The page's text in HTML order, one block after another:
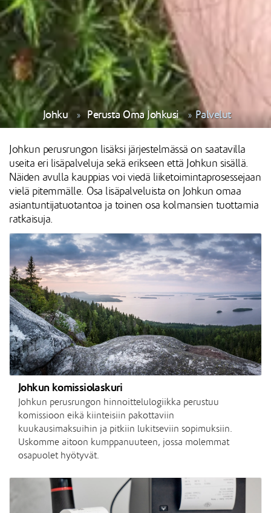
Johku Perusta Oma Johkusi Palvelut
Johkun perusrungon lisäksi järjestelmässä on saatavilla
useita eri lisäpalveluja sekä erikseen että Johkun sisällä.
Näiden avulla kauppias voi viedä liiketoimintaprosessejaan
vielä pitemmälle. Osa lisäpalveluista on Johkun omaa
asiantuntijatuotantoa ja toinen osa kolmansien tuottamia
ratkaisuja.
Johkun komissiolaskuri
Johkun perusrungon hinnoittelulogiikka perustuu
komissioon eikä kiinteisiin pakottaviin
kuukausimaksuihin ja pitkiin lukitseviin sopimuksiin.
Uskomme aitoon kumppanuuteen, jossa molemmat
osapuolet hyötyvät.